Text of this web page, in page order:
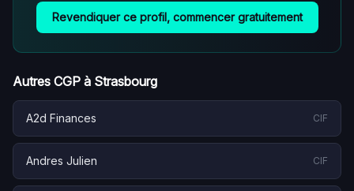
Revendiquer ce profil, commencer gratuitement
Autres CGP à Strasbourg
A2d Finances CIF
Andres Julien CIF